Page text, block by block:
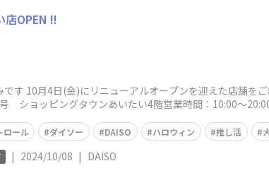
店OPEN !!
す 10月4日(金)にリニューアルオープンを迎えた店舗を
ショッピングタウンあいたい4階営業時間：10:00～
ロール ダイソー DAISO ハロウィン 推し活
| 2024/10/08 | DAISO